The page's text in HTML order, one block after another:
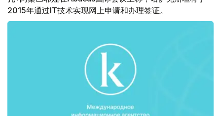
2015年通过IT技术实现网上申请和办理签证。